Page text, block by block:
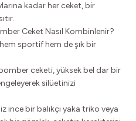
kadar her ceket, bir
Ceket Nasıl Kombinlenir?
sportif hem de şık bir
ceketi, yüksek bel dar bir
silüetinizi
ince bir balıkçı yaka triko veya